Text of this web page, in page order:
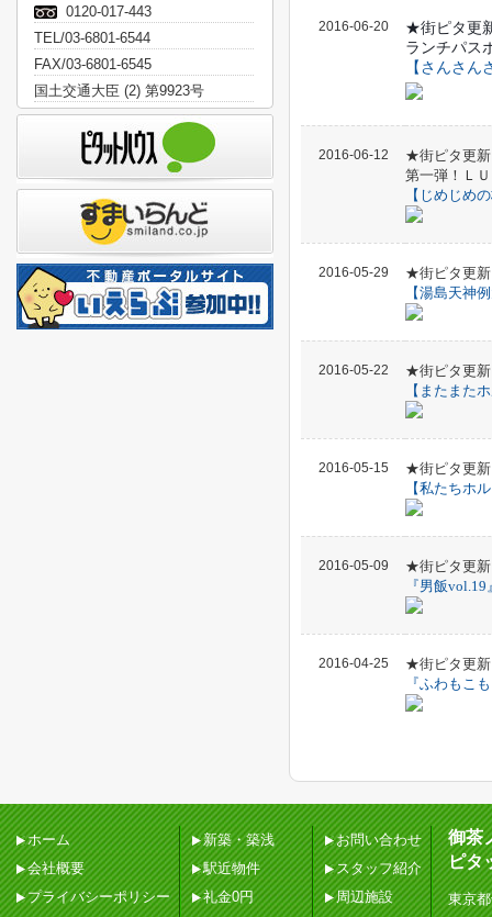
2016-06-20
★街ピタ更
ランチパス
【さんさ
2016-06-12
★街ピタ更
第一弾！Ｌ
【 じめじめ
2016-05-29
★街ピタ更
【湯島天神
2016-05-22
★街ピタ更
【 またまた
2016-05-15
★街ピタ更
【私たちホ
2016-05-09
★街ピタ更
『男飯vol.19
2016-04-25
★街ピタ更
『ふわもこ
0120-017-443
TEL/03-6801-6544
FAX/03-6801-6545
国土交通大臣 (2) 第9923号
ホーム
会社概要
プライバシーポリシー
新築・築浅
駅近物件
礼金0円
お問い合わせ
スタッフ紹介
周辺施設
御茶
ピタ
東京